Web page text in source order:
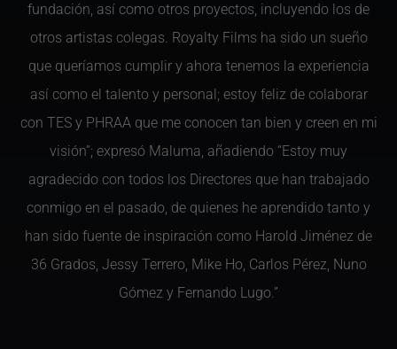
fundación, así como otros proyectos, incluyendo los de
otros artistas colegas. Royalty Films ha sido un sueño
que queríamos cumplir y ahora tenemos la experiencia
así como el talento y personal; estoy feliz de colaborar
con TES y PHRAA que me conocen tan bien y creen en mi
visión”; expresó Maluma, añadiendo “Estoy muy
agradecido con todos los Directores que han trabajado
conmigo en el pasado, de quienes he aprendido tanto y
han sido fuente de inspiración como Harold Jiménez de
36 Grados, Jessy Terrero, Mike Ho, Carlos Pérez, Nuno
Gómez y Fernando Lugo.”